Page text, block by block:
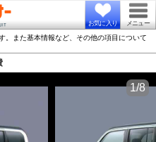
お気に入り メニュー
。また基本情報など、その他の項目について
1/8